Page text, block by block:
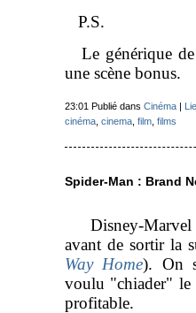
P.S.
Le générique
une scène bonus.
23:01 Publié dans Cinéma|
cinéma, cinema, film, films
Spider-Man : Brand
Disney-Marvel
avant de sortir la
Way Home). On
voulu "chiader" le
profitable.